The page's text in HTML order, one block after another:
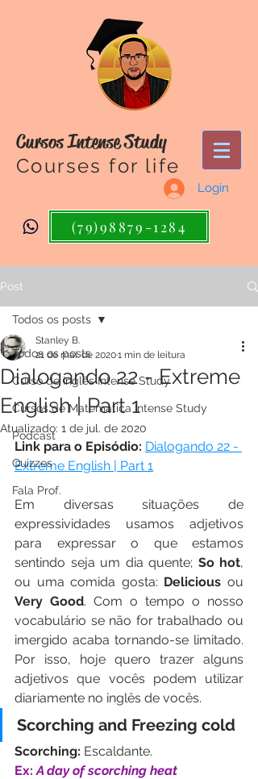
Cursos Intense Study
Courses for life
Login
(79)98879-1284
Post
Todos os posts
Curso de Inglês Intense Study
Cursos de Matemática Intense Study
Podcast
Quizzes
Fala Prof.
Todos os posts
Dialogando 22 - Extreme
English | Part 1
Stanley B.
21 de mai. de 20201 min de leitura
Atualizado: 1 de jul. de 2020
Link para o Episódio: Dialogando 22 -
Extreme English | Part 1
Em diversas situações de
expressividades usamos adjetivos
para expressar o que estamos
sentindo seja um dia quente; So hot,
ou uma comida gosta: Delicious
Very Good. Com o tempo o nosso
vocabulário se não for trabalhado ou
imergido acaba tornando-se limitado.
Por isso, hoje quero trazer alguns
adjetivos que vocês podem utilizar
diariamente no inglês de vocês.
Scorching and Freezing cold
Scorching: Escaldante.
Ex: A day of scorching heat